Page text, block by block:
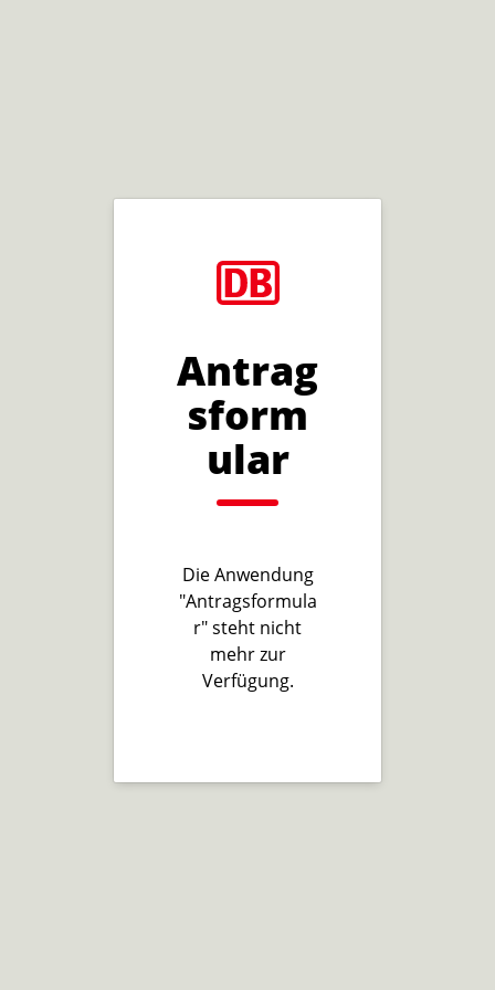
Antrag
sform
ular
Die Anwendung
"Antragsformula
r" steht nicht
mehr zur
Verfügung.